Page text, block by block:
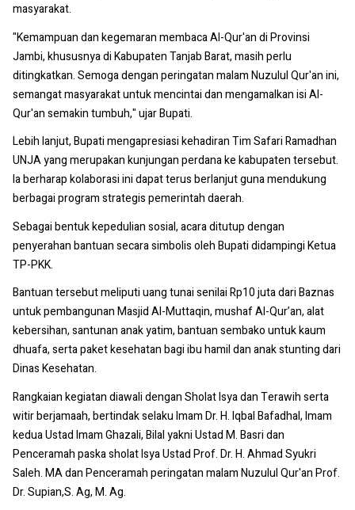
masyarakat.
"Kemampuan dan kegemaran membaca Al-Qur'an di Provinsi
Jambi, khususnya di Kabupaten Tanjab Barat, masih perlu
ditingkatkan. Semoga dengan peringatan malam Nuzulul Qur'an ini,
semangat masyarakat untuk mencintai dan mengamalkan isi Al-
Qur'an semakin tumbuh," ujar Bupati.
Lebih lanjut, Bupati mengapresiasi kehadiran Tim Safari Ramadhan
UNJA yang merupakan kunjungan perdana ke kabupaten tersebut.
Ia berharap kolaborasi ini dapat terus berlanjut guna mendukung
berbagai program strategis pemerintah daerah.
Sebagai bentuk kepedulian sosial, acara ditutup dengan
penyerahan bantuan secara simbolis oleh Bupati didampingi Ketua
TP-PKK.
Bantuan tersebut meliputi uang tunai senilai Rp10 juta dari Baznas
untuk pembangunan Masjid Al-Muttaqin, mushaf Al-Qur’an, alat
kebersihan, santunan anak yatim, bantuan sembako untuk kaum
dhuafa, serta paket kesehatan bagi ibu hamil dan anak stunting dari
Dinas Kesehatan.
Rangkaian kegiatan diawali dengan Sholat Isya dan Terawih serta
witir berjamaah, bertindak selaku Imam Dr. H. Iqbal Bafadhal, Imam
kedua Ustad Imam Ghazali, Bilal yakni Ustad M. Basri dan
Penceramah paska sholat Isya Ustad Prof. Dr. H. Ahmad Syukri
Saleh. MA dan Penceramah peringatan malam Nuzulul Qur'an Prof.
Dr. Supian,S. Ag, M. Ag.